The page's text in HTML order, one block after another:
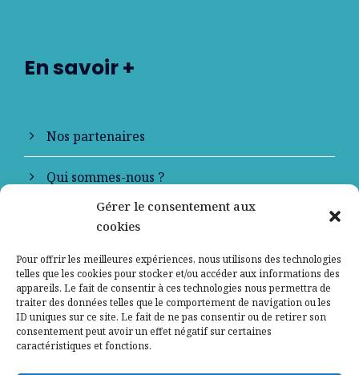
Gérer le consentement aux
cookies
Pour offrir les meilleures expériences, nous utilisons des technologies
telles que les cookies pour stocker et/ou accéder aux informations des
appareils. Le fait de consentir à ces technologies nous permettra de
traiter des données telles que le comportement de navigation ou les
ID uniques sur ce site. Le fait de ne pas consentir ou de retirer son
consentement peut avoir un effet négatif sur certaines
caractéristiques et fonctions.
En savoir +
Nos partenaires
Qui sommes-nous ?
Contactez-nous
Mentions légales
Politique de confidentialité